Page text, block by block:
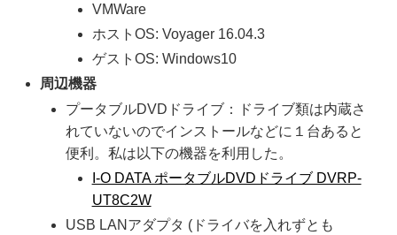
VMWare
ホストOS: Voyager 16.04.3
ゲストOS: Windows10
周辺機器
プータブルDVDドライブ：ドライブ類は内蔵さ
れていないのでインストールなどに１台あると
便利。私は以下の機器を利用した。
I-O DATA ポータブルDVDドライブ DVRP-
UT8C2W
USB LANアダプタ (ドライバを入れずとも